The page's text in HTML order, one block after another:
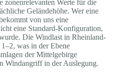
zonenrelevanten Werte für die
Geländehöhe. Wer eine
von uns eine
eine Standard-Konfiguration,
Die Windlast in Rheinland-
was in der Ebene
der Mittelgebirge
Windangriff in der Auslegung.